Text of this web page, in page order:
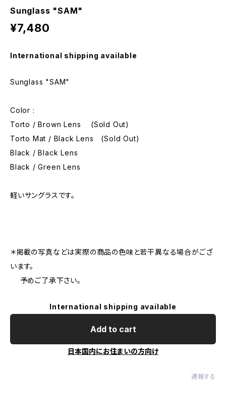
Sunglass "SAM"
¥7,480
International shipping available
Sunglass "SAM"
Color :
Torto / Brown Lens (Sold Out)
Torto Mat / Black Lens (Sold Out)
Black / Black Lens
Black / Green Lens
軽いサングラスです。
＊掲載の写真などは実際の商品の色味と若干異なる場合がござ
います。
予めご了承下さい。
International shipping available
Add to cart
日本国内にお住まいの方向け
通報する